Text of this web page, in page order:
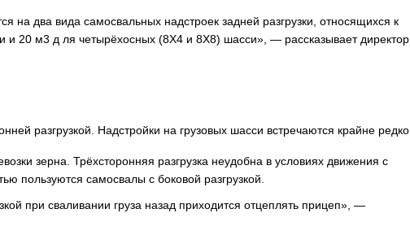
на два вида самосвальных надстроек задней разгрузки, относящихся к
20 м3 д ля четырёхосных (8Х4 и 8Х8) шасси», — рассказывает директор
разгрузкой. Надстройки на грузовых шасси встречаются крайне редко.
зерна. Трёхсторонняя разгрузка неудобна в условиях движения с
пользуются самосвалы с боковой разгрузкой.
при сваливании груза назад приходится отцеплять прицеп», —